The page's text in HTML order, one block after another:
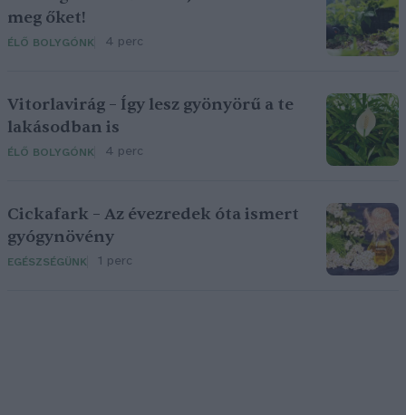
meg őket!
ÉLŐ BOLYGÓNK 4 perc
Vitorlavirág – Így lesz gyönyörű a te
lakásodban is
ÉLŐ BOLYGÓNK 4 perc
Cickafark – Az évezredek óta ismert
gyógynövény
EGÉSZSÉGÜNK 1 perc